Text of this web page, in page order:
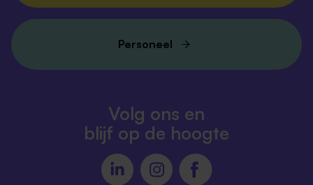
Personeel
Volg ons en
blijf op de hoogte